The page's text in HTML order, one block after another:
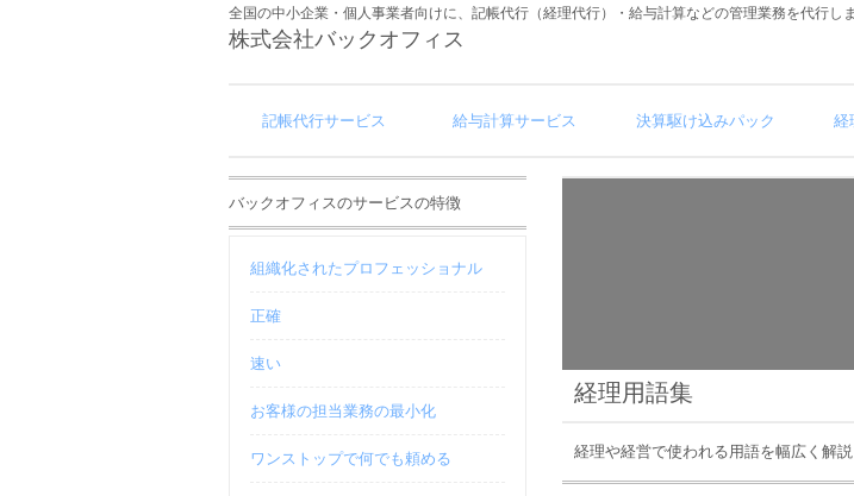
全国の中小企業・個人事業者向けに、記帳代行（経理代行）・給与計算などの管理業務を代行しま
株式会社バックオフィス
記帳代行サービス 給与計算サービス 決算駆け込みパック 経
経理用語集
経理や経営で使われる用語を幅広く解説
バックオフィスのサービスの特徴
組織化されたプロフェッショナル
正確
速い
お客様の担当業務の最小化
ワンストップで何でも頼める